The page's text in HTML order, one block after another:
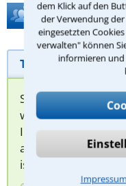
dem Klick auf den
der Verwendung
eingesetzten
verwalten" können
informieren und
Impressum
Hilfe bei
Telefonhilfe
Sie können hier
werden sich
Ihnen melden, um
abzuklären. Die
ist für Sie kostenlos.